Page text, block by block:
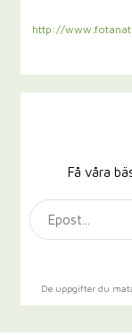
http://
Få våra
De uppgifter du